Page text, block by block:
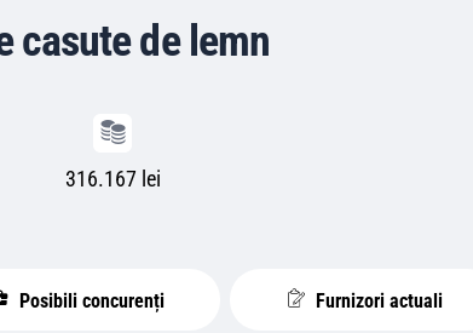
casute de lemn
316.167 lei
Posibili concurenți Furnizori actuali